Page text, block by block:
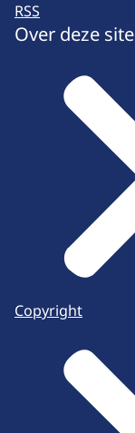
RSS
Over deze site
Copyright